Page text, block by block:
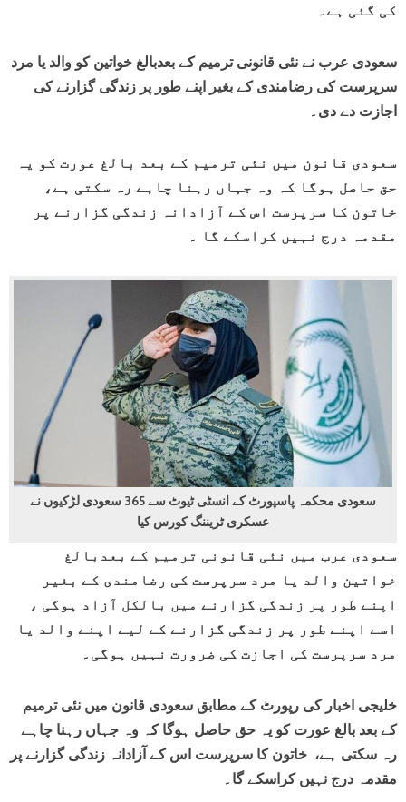
کی گئی ہے۔
سعودی عرب نے نئی قانونی ترمیم کے بعدبالغ خواتین کو والد یا مرد
سرپرست کی رضامندی کے بغیر اپنے طور پر زندگی گزارنے کی
اجازت دے دی۔
سعودی قانون میں نئی ترمیم کے بعد بالغ عورت کو یہ
حق حاصل ہوگا کہ وہ جہاں رہنا چاہے رہ سکتی ہے،
خاتون کا سرپرست اس کے آزادانہ زندگی گزارنے پر
مقدمہ درج نہیں کراسکے گا ۔
سعودی محکمہ پاسپورٹ کے انسٹی ٹیوٹ سے 365 سعودی لڑکیوں نے
عسکری ٹریننگ کورس کیا
سعودی عرب میں نئی قانونی ترمیم کے بعدبالغ
خواتین والد یا مرد سرپرست کی رضامندی کے بغیر
اپنے طور پر زندگی گزارنے میں بالکل آزاد ہوگی ،
اسے اپنے طور پر زندگی گزارنے کے لیے اپنے والد یا
مرد سرپرست کی اجازت کی ضرورت نہیں ہوگی۔
خلیجی اخبار کی رپورٹ کے مطابق سعودی قانون میں نئی ترمیم
کے بعد بالغ عورت کو یہ حق حاصل ہوگا کہ وہ جہاں رہنا چاہے
رہ سکتی ہے، خاتون کا سرپرست اس کے آزادانہ زندگی گزارنے پر
مقدمہ درج نہیں کراسکے گا۔